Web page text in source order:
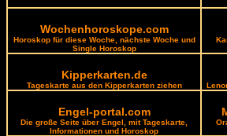
Wochenhoroskope.com
Horoskop für diese Woche, nächste Woche und
Single Horoskop
Kipperkarten.de
Tageskarte aus den Kipperkarten ziehen
Engel-portal.com
Die große Seite über Engel, mit Tageskarte,
Informationen und Horoskop